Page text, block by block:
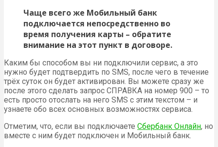
Чаще всего же Мобильный банк
подключается непосредственно во
время получения карты – обратите
внимание на этот пункт в договоре.
Каким бы способом вы ни подключили сервис, а это
нужно будет подтвердить по SMS, после чего в течение
трёх суток он будет активирован. Вы можете сразу же
после этого сделать запрос СПРАВКА на номер 900 – то
есть просто отослать на него SMS с этим текстом – и
узнаете обо всех основных возможностях сервиса.
Отметим, что, если вы подключаете Сбербанк Онлайн, но
вместе с ним будет подключен и Мобильный банк.